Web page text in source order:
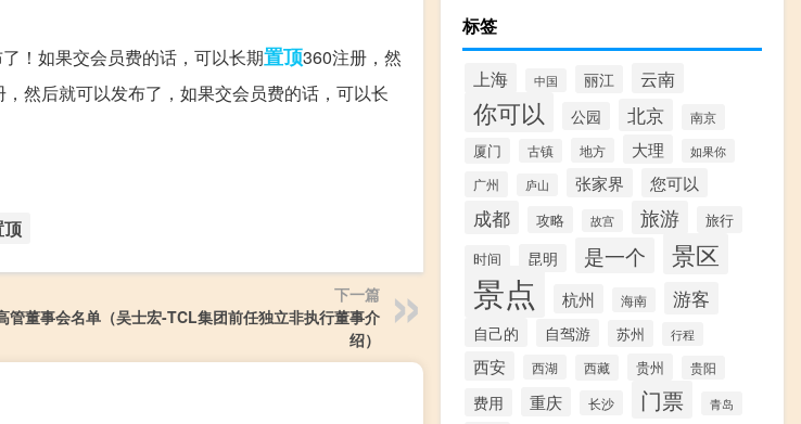
！如果交会员费的话，可以长期置顶360注册，然
然后就可以发布了，如果交会员费的话，可以长
顶
下一篇
管董事会名单（吴士宏-TCL集团前任独立非执行董事介
绍）
标签
上海 中国 丽江 云南
你可以 公园 北京
南京
厦门
古镇 地方 大理 如果你
广州 庐山 张家界 您可以
成都 攻略 故宫 旅游
旅行
时间
昆明 是一个 景区
景点 杭州 海南 游客
自己的 自驾游 苏州 行程
西安 西湖 西藏 贵州 贵阳
费用 重庆 长沙 门票 青岛